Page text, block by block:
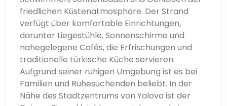
friedlichen Küstenatmosphäre. Der Strand
verfügt über komfortable Einrichtungen,
darunter Liegestühle, Sonnenschirme und
nahegelegene Cafés, die Erfrischungen und
traditionelle türkische Küche servieren.
Aufgrund seiner ruhigen Umgebung ist es bei
Familien und Ruhesuchenden beliebt. In der
Nähe des Stadtzentrums von Yalova ist der